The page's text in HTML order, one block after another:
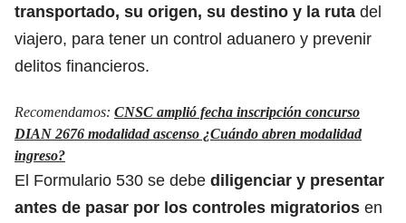
transportado, su origen, su destino y la ruta del
viajero, para tener un control aduanero y prevenir
delitos financieros.
Recomendamos: CNSC amplió fecha inscripción concurso
DIAN 2676 modalidad ascenso ¿Cuándo abren modalidad
ingreso?
El Formulario 530 se debe diligenciar y presentar
antes de pasar por los controles migratorios en